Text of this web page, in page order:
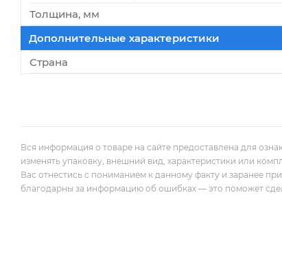
Толщина, мм
Дополнительные характеристики
Страна
Вся информация о товаре на сайте предоставлена для
изменять упаковку, внешний вид, характеристики или
Вас отнестись с пониманием к данному факту и заранее
благодарны за информацию об ошибках — это поможет